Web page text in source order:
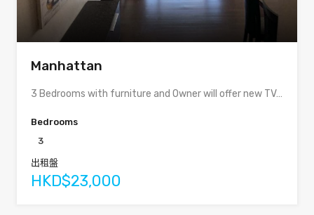
Manhattan
3 Bedrooms with furniture and Owner will offer new TV…
Bedrooms
3
出租盤
HKD$23,000